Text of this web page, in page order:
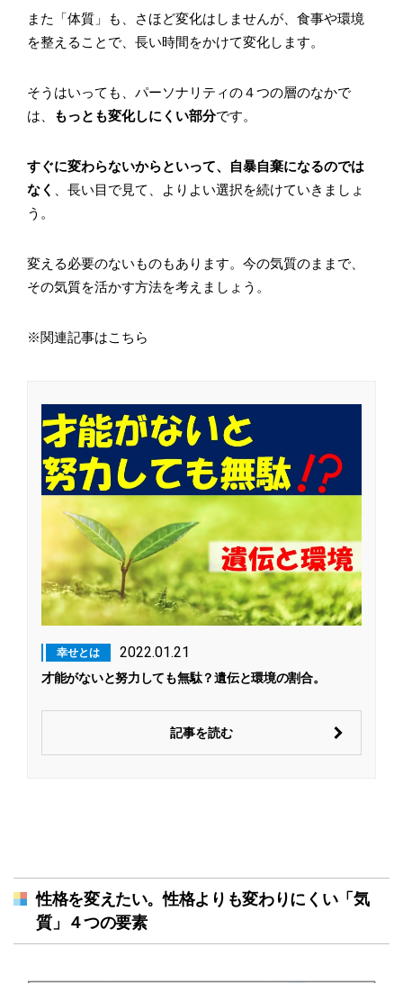
また「体質」も、さほど変化はしませんが、食事や環境
を整えることで、長い時間をかけて変化します。
そうはいっても、パーソナリティの４つの層のなかで
は、
もっとも変化しにくい部分です。
すぐに変わらないからといって、自暴自棄になるのでは
なく
、長い目で見て、よりよい選択を続けていきましょ
う。
変える必要のないものもあります。今の気質のままで、
その気質を活かす方法を考えましょう。
※関連記事はこちら
幸せとは 2022.01.21
才能がないと努力しても無駄？遺伝と環境の割合。
記事を読む
性格を変えたい。性格よりも変わりにくい「気
質」４つの要素